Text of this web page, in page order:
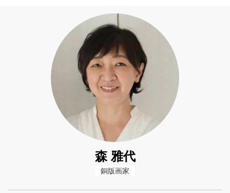
森 雅代
銅版画家